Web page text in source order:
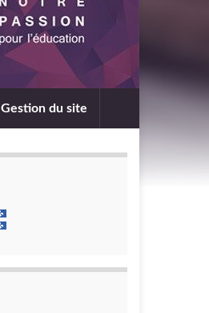
Gestion du site